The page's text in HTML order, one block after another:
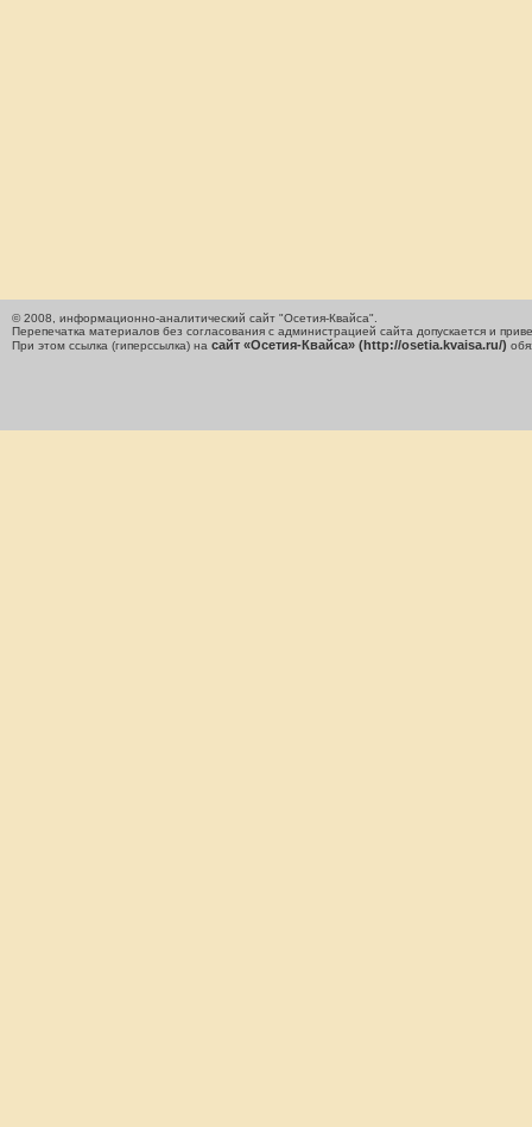
© 2008, информационно-аналитический сайт "Осетия-Квайса".
Перепечатка материалов без согласования с администрацией сайта допускается и
При этом ссылка (гиперссылка) на сайт «Осетия-Квайса» (http://osetia.kvaisa.ru/)